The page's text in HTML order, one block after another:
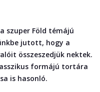
szuper Föld témájú
jutott, hogy a
összeszedjük nektek.
formájú tortára
is hasonló.